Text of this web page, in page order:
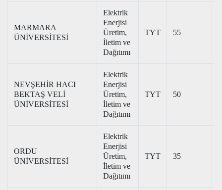
MARMARA
ÜNİVERSİTESİ
Elektrik
Enerjisi
Üretim,
İletim ve
Dağıtımı
TYT 55
NEVŞEHİR HACI
BEKTAŞ VELİ
ÜNİVERSİTESİ
Elektrik
Enerjisi
Üretim,
İletim ve
Dağıtımı
TYT 50
ORDU
ÜNİVERSİTESİ
Elektrik
Enerjisi
Üretim,
İletim ve
Dağıtımı
TYT 35